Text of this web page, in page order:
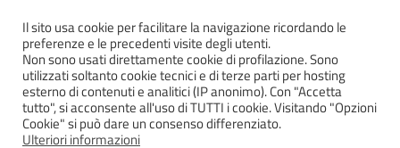
Privacy
Cookie policy
Il sito usa cookie per facilitare la navigazione ricordando le
preferenze e le precedenti visite degli utenti.
Non sono usati direttamente cookie di profilazione. Sono
utilizzati soltanto cookie tecnici e di terze parti per hosting
esterno di contenuti e analitici (IP anonimo). Con "Accetta
tutto", si acconsente all'uso di TUTTI i cookie. Visitando "Opzioni
Cookie" si può dare un consenso differenziato.
Ulteriori informazioni